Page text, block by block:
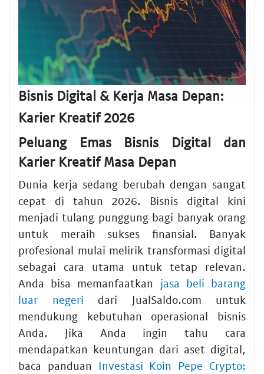
Bisnis Digital & Kerja Masa Depan:
Karier Kreatif 2026
Peluang Emas Bisnis Digital dan
Karier Kreatif Masa Depan
Dunia kerja sedang berubah dengan sangat
cepat di tahun 2026. Bisnis digital kini
menjadi tulang punggung bagi banyak orang
untuk meraih sukses finansial. Banyak
profesional mulai melirik transformasi digital
sebagai cara utama untuk tetap relevan.
Anda bisa memanfaatkan jasa beli barang
luar negeri dari JualSaldo.com untuk
mendukung kebutuhan operasional bisnis
Anda. Jika Anda ingin tahu cara
mendapatkan keuntungan dari aset digital,
baca panduan Investasi Koin Pepe Crypto: